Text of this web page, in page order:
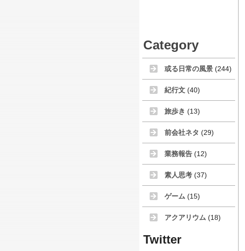
Category
或る日常の風景 (244)
紀行文 (40)
旅歩き (13)
前会社ネタ (29)
業務報告 (12)
素人思考 (37)
ゲーム (15)
アクアリウム (18)
Twitter